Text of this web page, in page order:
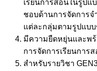
เรียนการสอนในรูปแ
ชอบด้านการจัดการ
แต่ละกลุ่มตามรูปแบบ
มีความยืดหยุ่นและพ
การจัดการเรียนการ
สำหรับรายวิชา